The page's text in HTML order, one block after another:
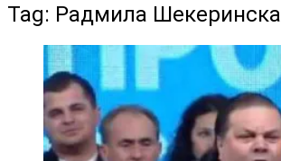
Tag: Радмила Шекеринска